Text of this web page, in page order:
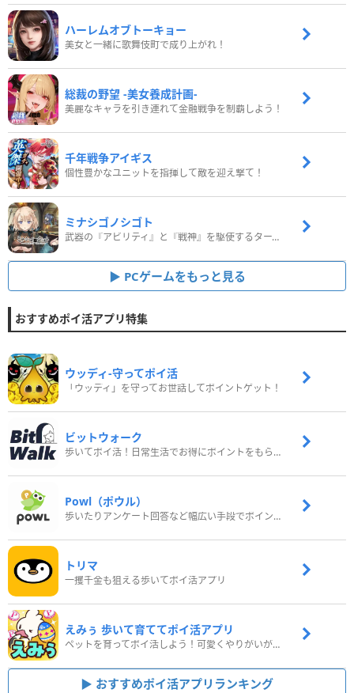
ハーレムオブトーキョー
美女と一緒に歌舞伎町で成り上がれ！
総裁の野望 -美女養成計画-
美麗なキャラを引き連れて金融戦争を制覇しよう！
千年戦争アイギス
個性豊かなユニットを指揮して敵を迎え撃て！
ミナシゴノシゴト
武器の『アビリティ』と『戦神』を駆使するターン制コマンドバトルRPG！
PCゲームをもっと見る
おすすめポイ活アプリ特集
ウッディ‐守ってポイ活
「ウッディ」を守ってお世話してポイントゲット！
ビットウォーク
歩いてポイ活！日常生活でお得にポイントをもらおう
Powl（ポウル）
歩いたりアンケート回答など幅広い手段でポイントをゲット
トリマ
一攫千金も狙える歩いてポイ活アプリ
えみぅ 歩いて育ててポイ活アプリ
ペットを育ってポイ活しよう！可愛くやりがいがある新感覚アプリ
おすすめポイ活アプリランキング